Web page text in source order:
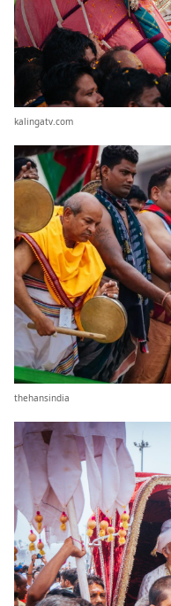
kalingatv.com
thehansindia